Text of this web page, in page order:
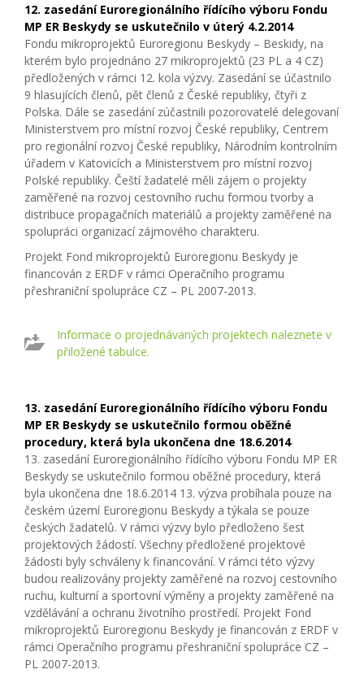
12. zasedání Euroregionálního řídícího výboru Fondu
MP ER Beskydy se uskutečnilo v úterý 4.2.2014
Fondu mikroprojektů Euroregionu Beskydy – Beskidy, na
kterém bylo projednáno 27 mikroprojektů (23 PL a 4 CZ)
předložených v rámci 12. kola výzvy. Zasedání se účastnilo
9 hlasujících členů, pět členů z České republiky, čtyři z
Polska. Dále se zasedání zúčastnili pozorovatelé delegovaní
Ministerstvem pro místní rozvoj České republiky, Centrem
pro regionální rozvoj České republiky, Národním kontrolním
úřadem v Katovicích a Ministerstvem pro místní rozvoj
Polské republiky. Čeští žadatelé měli zájem o projekty
zaměřené na rozvoj cestovního ruchu formou tvorby a
distribuce propagačních materiálů a projekty zaměřené na
spolupráci organizací zájmového charakteru.
Projekt Fond mikroprojektů Euroregionu Beskydy je
financován z ERDF v rámci Operačního programu
přeshraniční spolupráce CZ – PL 2007-2013.
Informace o projednávaných projektech naleznete v
přiložené tabulce.
13. zasedání Euroregionálního řídícího výboru Fondu
MP ER Beskydy se uskutečnilo formou oběžné
procedury, která byla ukončena dne 18.6.2014
13. zasedání Euroregionálního řídícího výboru Fondu MP ER
Beskydy se uskutečnilo formou oběžné procedury, která
byla ukončena dne 18.6.2014 13. výzva probíhala pouze na
českém území Euroregionu Beskydy a týkala se pouze
českých žadatelů. V rámci výzvy bylo předloženo šest
projektových žádostí. Všechny předložené projektové
žádosti byly schváleny k financování. V rámci této výzvy
budou realizovány projekty zaměřené na rozvoj cestovního
ruchu, kulturní a sportovní výměny a projekty zaměřené na
vzdělávání a ochranu životního prostředí. Projekt Fond
mikroprojektů Euroregionu Beskydy je financován z ERDF v
rámci Operačního programu přeshraniční spolupráce CZ –
PL 2007-2013.